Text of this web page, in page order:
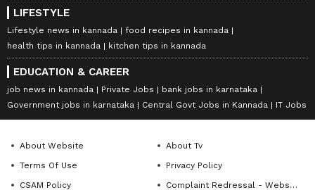
LIFESTYLE
Lifestyle news in kannada
food recipes in kannada
health tips in kannada
kitchen tips in kannada
EDUCATION & CAREER
job news in kannada Private Jobs
bank jobs in karnataka
Government jobs in karnataka
Central Govt Jobs in Kannada IT Jobs
About Website
About Tv
Terms Of Use
Privacy Policy
CSAM Policy
Complaint Redressal - Website